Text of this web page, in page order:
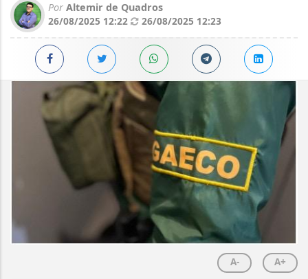
Por Altemir de Quadros
26/08/2025 12:22
26/08/2025 12:23
A- A+